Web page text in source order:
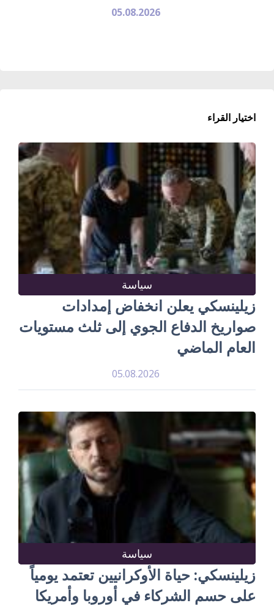
05.08.2026
اختيار القراء
سياسة
زيلينسكي يعلن انخفاض إمدادات
صواريخ الدفاع الجوي إلى ثلث مستويات
العام الماضي
05.08.2026
سياسة
زيلينسكي: حياة الأوكرانيين تعتمد يومياً
على حسم الشركاء في أوروبا وأمريكا